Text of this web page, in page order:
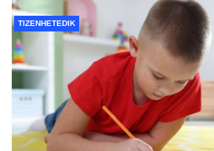
TIZENHETEDIK